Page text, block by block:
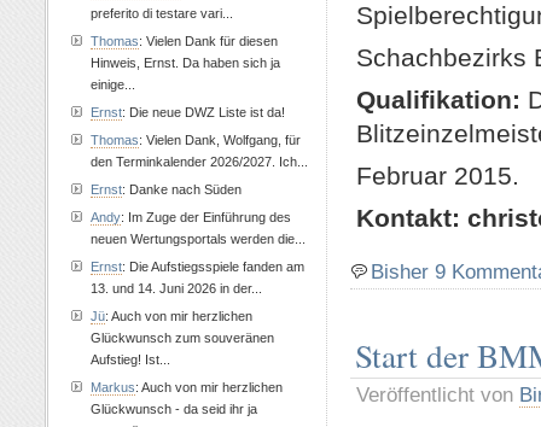
Schachbezirks
Qualifikation:
Februar 2015.
Kontakt:
Bisher 9
Start der
Veröffentlicht von
preferito di testare vari...
Thomas: Vielen Dank für diesen
Hinweis, Ernst. Da haben sich ja
einige...
Ernst: Die neue DWZ Liste ist da!
Thomas: Vielen Dank, Wolfgang, für
den Terminkalender 2026/2027. Ich...
Ernst: Danke nach Süden
Andy: Im Zuge der Einführung des
neuen Wertungsportals werden die...
Ernst: Die Aufstiegsspiele fanden am
13. und 14. Juni 2026 in der...
Jü: Auch von mir herzlichen
Glückwunsch zum souveränen
Aufstieg! Ist...
Markus: Auch von mir herzlichen
Glückwunsch - da seid ihr ja